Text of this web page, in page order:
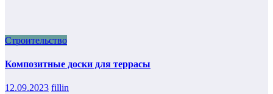
Строительство
Композитные доски для террасы
12.09.2023 fillin